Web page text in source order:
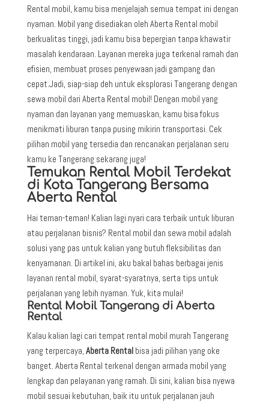
Rental mobil, kamu bisa menjelajah semua tempat ini dengan
nyaman. Mobil yang disediakan oleh Aberta Rental mobil
berkualitas tinggi, jadi kamu bisa bepergian tanpa khawatir
masalah kendaraan. Layanan mereka juga terkenal ramah dan
efisien, membuat proses penyewaan jadi gampang dan
cepat. Jadi, siap-siap deh untuk eksplorasi Tangerang dengan
sewa mobil dari Aberta Rental mobil! Dengan mobil yang
nyaman dan layanan yang memuaskan, kamu bisa fokus
menikmati liburan tanpa pusing mikirin transportasi. Cek
pilihan mobil yang tersedia dan rencanakan perjalanan seru
kamu ke Tangerang sekarang juga!
Temukan Rental Mobil Terdekat
di Kota Tangerang Bersama
Aberta Rental
Hai teman-teman! Kalian lagi nyari cara terbaik untuk liburan
atau perjalanan bisnis? Rental mobil dan sewa mobil adalah
solusi yang pas untuk kalian yang butuh fleksibilitas dan
kenyamanan. Di artikel ini, aku bakal bahas berbagai jenis
layanan rental mobil, syarat-syaratnya, serta tips untuk
perjalanan yang lebih nyaman. Yuk, kita mulai!
Rental Mobil Tangerang di Aberta
Rental
Kalau kalian lagi cari tempat rental mobil murah Tangerang
yang terpercaya, Aberta Rentalbisa jadi pilihan yang oke
banget. Aberta Rental terkenal dengan armada mobil yang
lengkap dan pelayanan yang ramah. Di sini, kalian bisa nyewa
mobil sesuai kebutuhan, baik itu untuk perjalanan jauh